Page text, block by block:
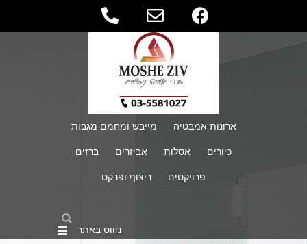
ארונות אמבטיה מייבש ומחמם מגבות
כיורים אסלות אביזרים ברזים
פרויקטים ריצוף ופרקט
ניווט באתר